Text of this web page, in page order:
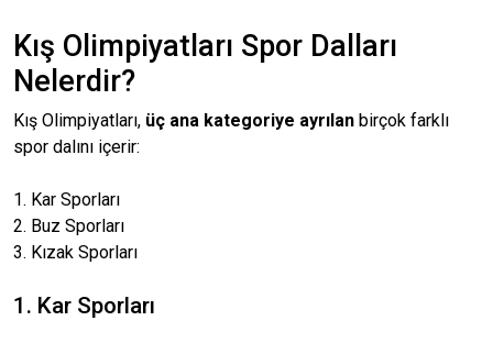
Kış Olimpiyatları Spor Dalları
Nelerdir?
Kış Olimpiyatları, üç ana kategoriye ayrılan birçok farklı
spor dalını içerir:
1. Kar Sporları
2. Buz Sporları
3. Kızak Sporları
1. Kar Sporları